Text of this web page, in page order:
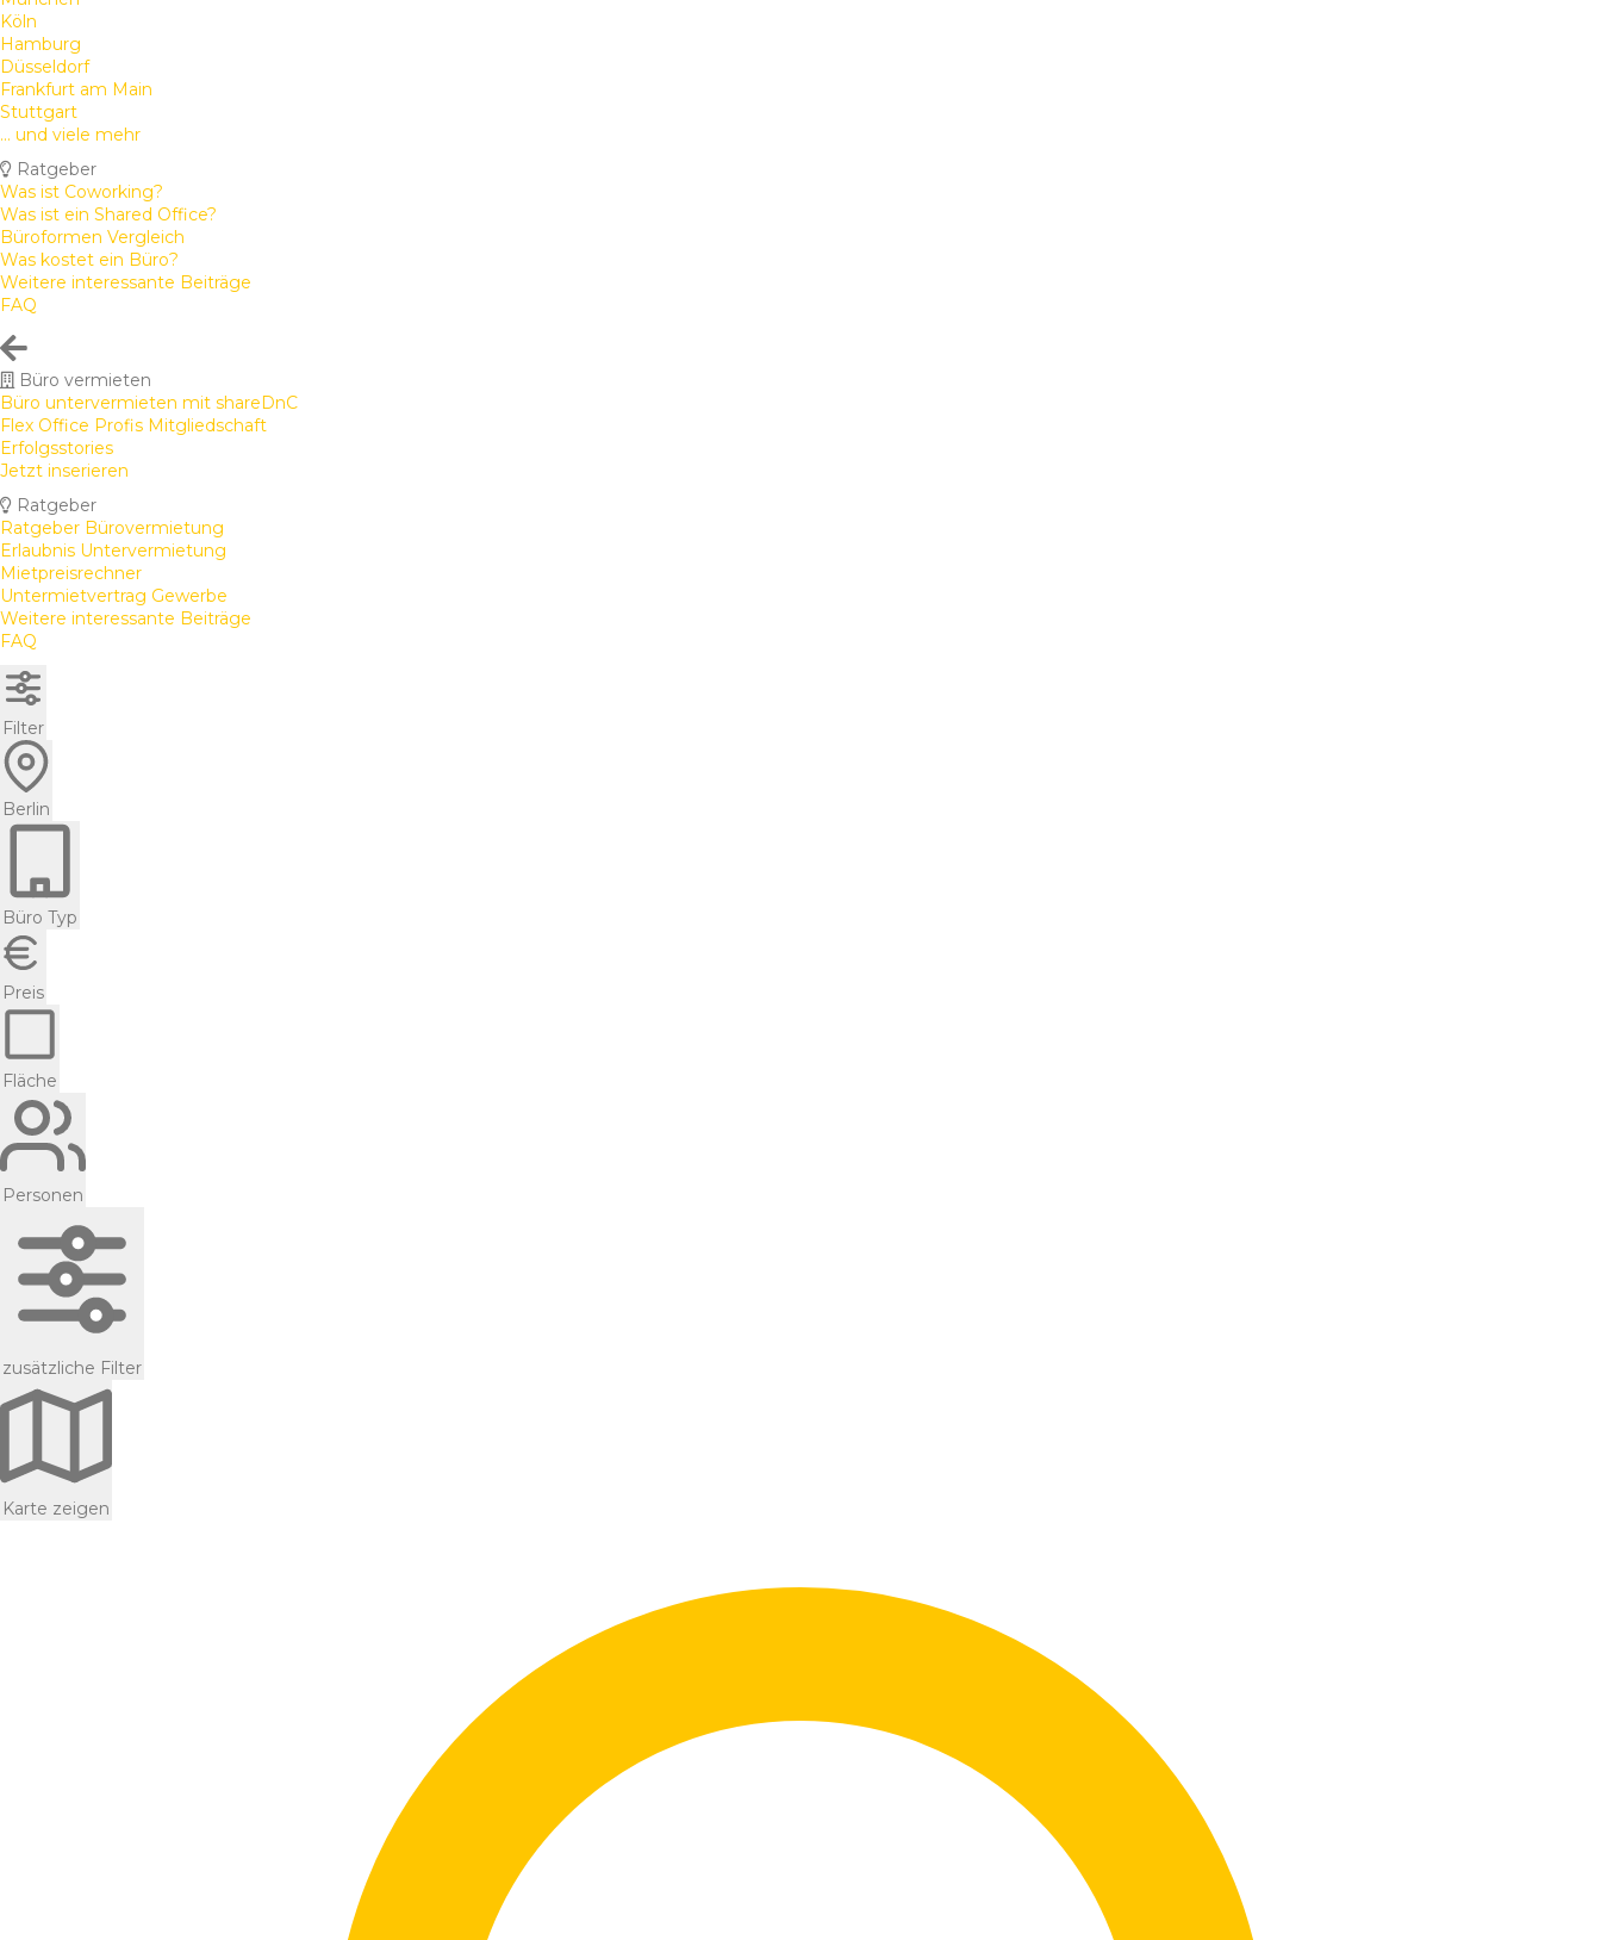
Köln
Hamburg
Düsseldorf
Frankfurt am Main
Stuttgart
... und viele mehr
Ratgeber
Was ist Coworking?
Was ist ein Shared Office?
Büroformen Vergleich
Was kostet ein Büro?
Weitere interessante Beiträge
FAQ
Büro vermieten
Büro untervermieten mit shareDnC
Flex Office Profis Mitgliedschaft
Erfolgsstories
Jetzt inserieren
Ratgeber
Ratgeber Bürovermietung
Erlaubnis Untervermietung
Mietpreisrechner
Untermietvertrag Gewerbe
Weitere interessante Beiträge
FAQ
Filter
Berlin
Büro Typ
Preis
Fläche
Personen
zusätzliche Filter
Karte zeigen